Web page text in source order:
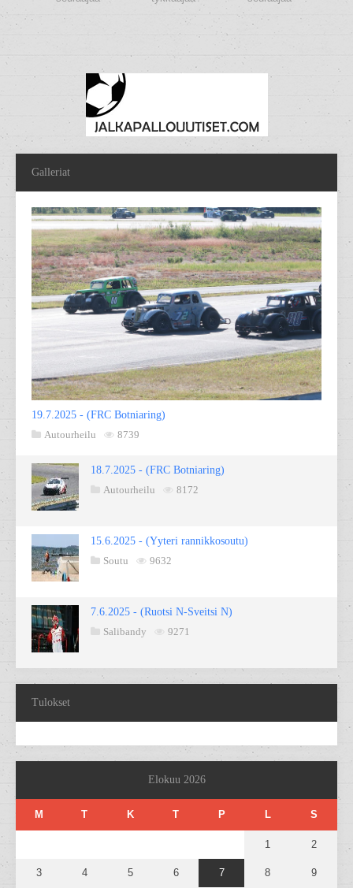
Galleriat
19.7.2025 - (FRC Botniaring)
Autourheilu
8739
18.7.2025 - (FRC Botniaring)
Autourheilu
8172
15.6.2025 - (Yyteri rannikkosoutu)
Soutu
9632
7.6.2025 - (Ruotsi N-Sveitsi N)
Salibandy
9271
Tulokset
Elokuu 2026
M T K T P L S
1 2
3 4 5 6 7 8 9